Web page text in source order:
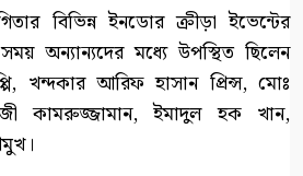
বিভিন্ন ইনডোর ক্রীড়া ইভেন্টের
অন্যান্যদের মধ্যে উপস্থিত ছিলেন
খন্দকার আরিফ হাসান প্রিন্স, মোঃ
কামরুজ্জামান, ইমাদুল হক খান,